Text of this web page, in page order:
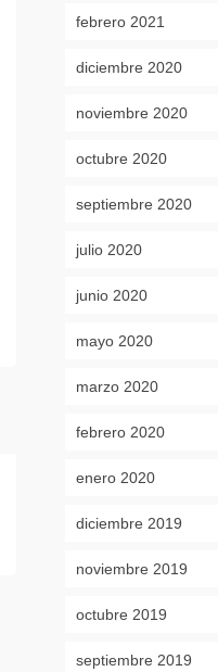
febrero 2021
diciembre 2020
noviembre 2020
octubre 2020
septiembre 2020
julio 2020
junio 2020
mayo 2020
marzo 2020
febrero 2020
enero 2020
diciembre 2019
noviembre 2019
octubre 2019
septiembre 2019